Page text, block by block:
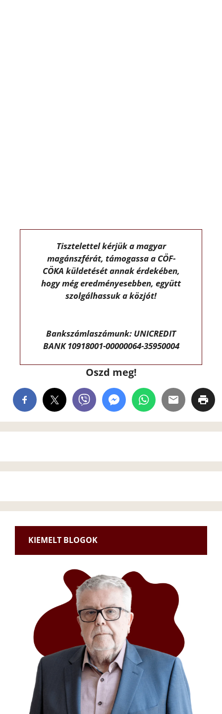
Tisztelettel kérjük a magyar
magánszférát, támogassa a CÖF-
CÖKA küldetését annak érdekében,
hogy még eredményesebben, együtt
szolgálhassuk a közjót!
Bankszámlaszámunk: UNICREDIT
BANK 10918001-00000064-35950004
Oszd meg!
KIEMELT BLOGOK